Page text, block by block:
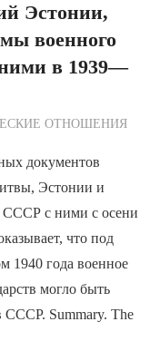
Эстонии,
военного
в 1939—
ОТНОШЕНИЯ
документов
Эстонии и
СССР с ними с осени
что под
1940 года военное
могло быть
СССР. Summary. The